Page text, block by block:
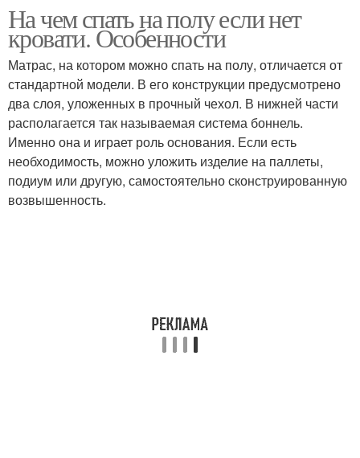
Хронические боли Сон при боли
Боли в спине
На чем спать на полу если нет
кровати. Особенности
Матрас, на котором можно спать на полу, отличается от
стандартной модели. В его конструкции предусмотрено
два слоя, уложенных в прочный чехол. В нижней части
располагается так называемая система боннель.
Именно она и играет роль основания. Если есть
необходимость, можно уложить изделие на паллеты,
подиум или другую, самостоятельно сконструированную
возвышенность.